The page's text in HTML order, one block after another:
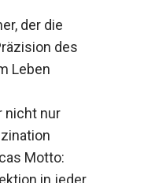
der die
des
Leben
nur
Motto:
in jeder